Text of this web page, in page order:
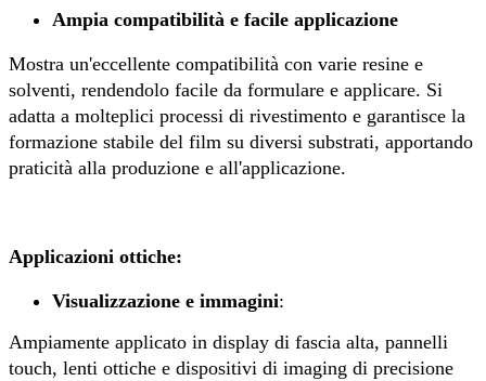
Ampia compatibilità e facile applicazione
Mostra un'eccellente compatibilità con varie resine e
solventi, rendendolo facile da formulare e applicare. Si
adatta a molteplici processi di rivestimento e garantisce la
formazione stabile del film su diversi substrati, apportando
praticità alla produzione e all'applicazione.
Applicazioni ottiche:
Visualizzazione e immagini:
Ampiamente applicato in display di fascia alta, pannelli
touch, lenti ottiche e dispositivi di imaging di precisione